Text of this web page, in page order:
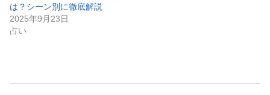
は？シーン別に徹底解説
2025年9月23日
占い